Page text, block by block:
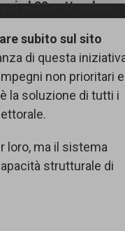
al 30 settembre.
subito sul sito
di questa
non prioritari e
la soluzione di tutti i
loro, ma il sistema
strutturale di